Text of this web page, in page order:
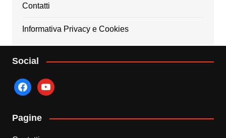
Contatti
Informativa Privacy e Cookies
Social
facebookyoutube
Pagine